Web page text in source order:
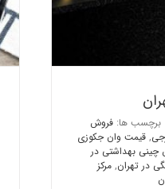
برچسب ها:فروش
,قیمت وان جکوزی
چینی بهداشتی در
در تهران,مرکز